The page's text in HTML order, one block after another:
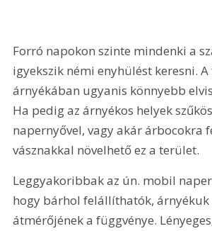
Forró napokon szinte mindenki a
igyekszik némi enyhülést keresni.
árnyékában ugyanis könnyebb
Ha pedig az árnyékos helyek
napernyővel, vagy akár árbocokra
vásznakkal növelhető ez a terület.
Leggyakoribbak az ún. mobil
hogy bárhol felállíthatók, árnyékuk
átmérőjének a függvénye.